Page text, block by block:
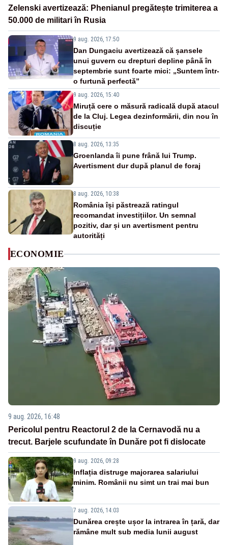
Zelenski avertizează: Phenianul pregătește trimiterea a
50.000 de militari în Rusia
9 aug. 2026, 17:50
Dan Dungaciu avertizează că șansele
unui guvern cu drepturi depline până în
septembrie sunt foarte mici: „Suntem într-
o furtună perfectă”
9 aug. 2026, 15:40
Miruță cere o măsură radicală după atacul
de la Cluj. Legea dezinformării, din nou în
discuție
8 aug. 2026, 13:35
Groenlanda îi pune frână lui Trump.
Avertisment dur după planul de foraj
8 aug. 2026, 10:38
România își păstrează ratingul
recomandat investițiilor. Un semnal
pozitiv, dar și un avertisment pentru
autorități
ECONOMIE
9 aug. 2026, 16:48
Pericolul pentru Reactorul 2 de la Cernavodă nu a
trecut. Barjele scufundate în Dunăre pot fi dislocate
9 aug. 2026, 09:28
Inflația distruge majorarea salariului
minim. Românii nu simt un trai mai bun
7 aug. 2026, 14:03
Dunărea crește ușor la intrarea în țară, dar
rămâne mult sub media lunii august